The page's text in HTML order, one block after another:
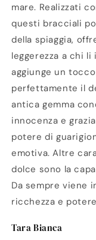
mare. Realizzati
questi bracciali
della spiaggia,
leggerezza a chi
aggiunge un
perfettamente il
antica gemma
innocenza e
potere di
emotiva. Altre
dolce sono la
Da sempre viene
ricchezza e
Tara Bianca